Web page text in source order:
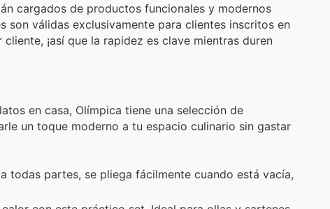
cargados de productos funcionales y modernos
son válidas exclusivamente para clientes inscritos en
¡así que la rapidez es clave mientras duren
en casa, Olímpica tiene una selección de
un toque moderno a tu espacio culinario sin gastar
todas partes, se pliega fácilmente cuando está vacía,